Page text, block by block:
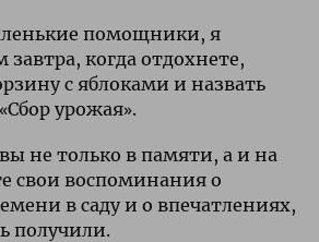
помощники, я
завтра, когда отдохнете,
с яблоками и назвать
урожая».
не только в памяти, а и на
свои воспоминания о
в саду и о впечатлениях,
получили.